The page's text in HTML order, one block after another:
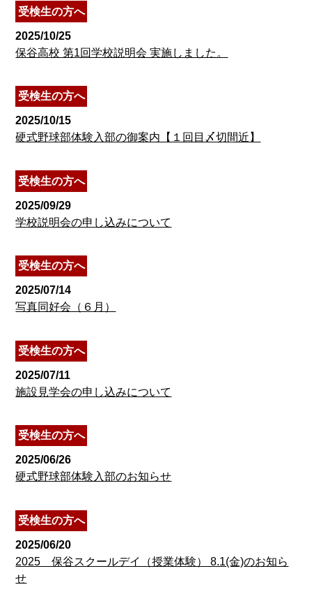
受検生の方へ
2025/10/25
保谷高校 第1回学校説明会 実施しました。
受検生の方へ
2025/10/15
硬式野球部体験入部の御案内【１回目〆切間近】
受検生の方へ
2025/09/29
学校説明会の申し込みについて
受検生の方へ
2025/07/14
写真同好会（６月）
受検生の方へ
2025/07/11
施設見学会の申し込みについて
受検生の方へ
2025/06/26
硬式野球部体験入部のお知らせ
受検生の方へ
2025/06/20
2025 保谷スクールデイ（授業体験） 8.1(金)のお知ら
せ